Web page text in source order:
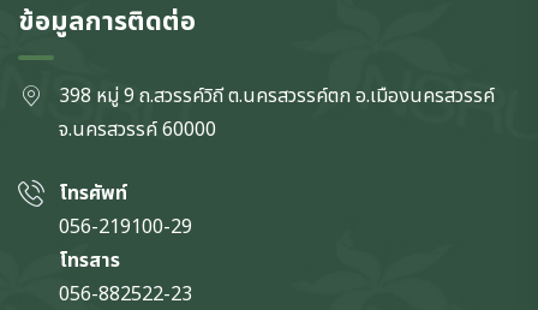
ข้อมูลการติดต่อ
398 หมู่ 9 ถ.สวรรค์วิถี ต.นครสวรรค์ตก อ.เมืองนครสวรรค์
จ.นครสวรรค์60000
โทรศัพท์
056-219100-29
โทรสาร
056-882522-23